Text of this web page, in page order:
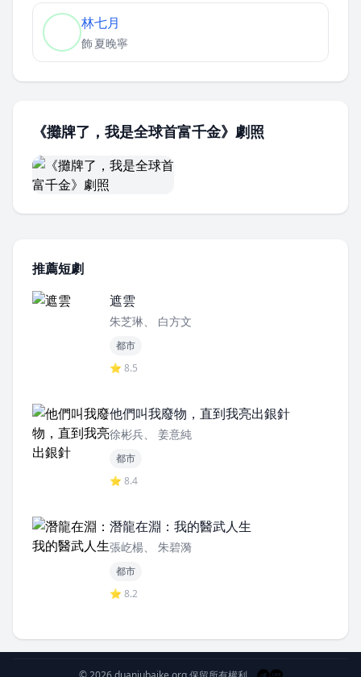
林七月
飾夏晚寧
《攤牌了，我是全球首富千金》劇照
推薦短劇
遮雲
朱芝琳、 白方文
都市
⭐ 8.5
他們叫我廢物，直到我亮出銀針
徐彬兵、 姜意純
都市
⭐ 8.4
潛龍在淵：我的醫武人生
張屹楊、 朱碧漪
都市
⭐ 8.2